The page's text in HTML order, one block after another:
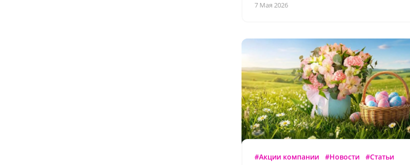
7 Мая 2026
#Акции компании #Новости #Статьи